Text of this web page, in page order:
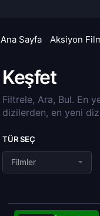
Ana Sayfa Aksiyon
Keşfet
Filtrele, Ara, Bul. En
dizilerden, en yeni
TÜR SEÇ
Filmler